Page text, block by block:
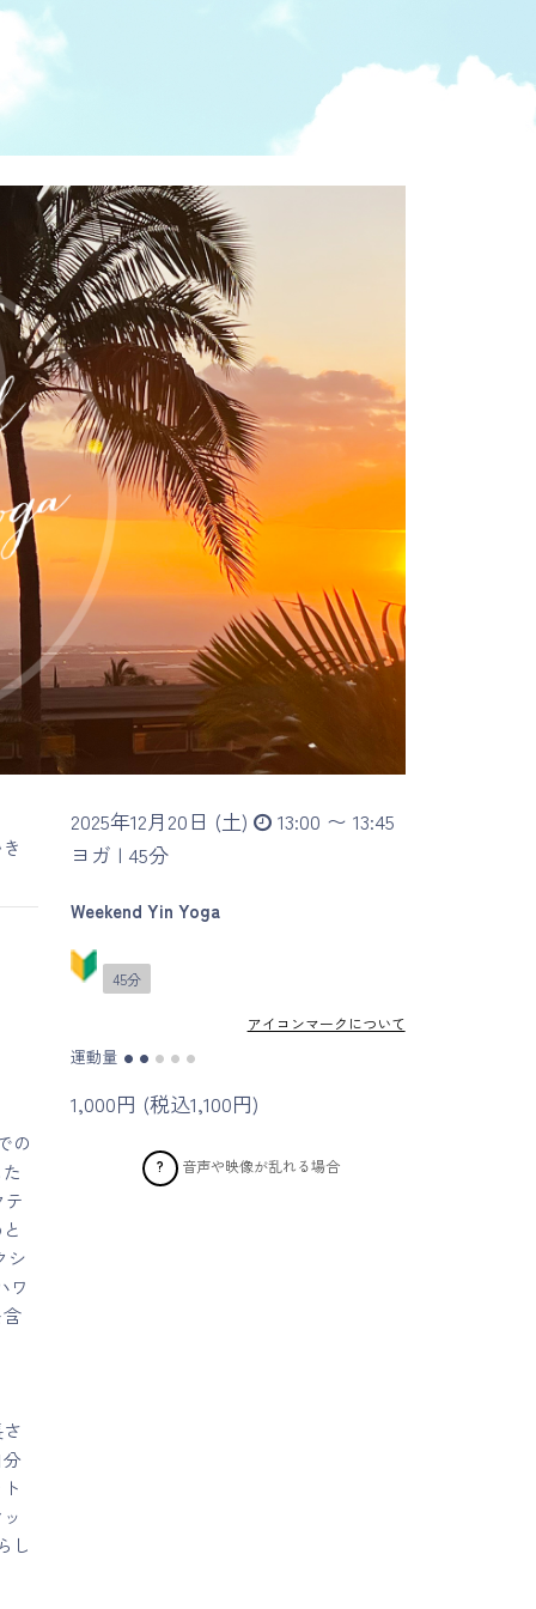
2025年12月20日 (土)
13:00 〜 13:45
ヨガ | 45分
Weekend Yin Yoga
45分
アイコンマークについて
運動量 ● ● ● ● ●
1,000円 (税込1,100円)
? 音声や映像が乱れる場合
の
シ
ワ
し